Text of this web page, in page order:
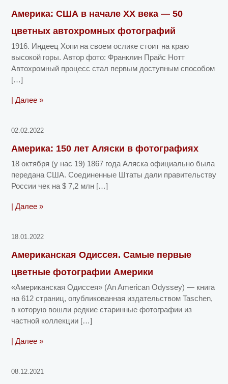
Америка: США в начале ХХ века — 50
цветных автохромных фотографий
1916. Индеец Хопи на своем ослике стоит на краю
высокой горы. Автор фото: Франклин Прайс Нотт
Автохромный процесс стал первым доступным способом
[…]
| Далее »
02.02.2022
Америка: 150 лет Аляски в фотографиях
18 октября (у нас 19) 1867 года Аляска официально была
передана США. Соединенные Штаты дали правительству
России чек на $ 7,2 млн […]
| Далее »
18.01.2022
Американская Одиссея. Самые первые
цветные фотографии Америки
«Американская Одиссея» (An American Odyssey) — книга
на 612 страниц, опубликованная издательством Taschen,
в которую вошли редкие старинные фотографии из
частной коллекции […]
| Далее »
08.12.2021